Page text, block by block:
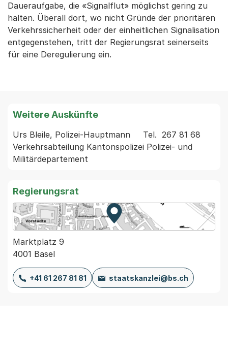
Daueraufgabe, die «Signalflut» möglichst gering zu
halten. Überall dort, wo nicht Gründe der prioritären
Verkehrssicherheit oder der einheitlichen Signalisation
entgegenstehen, tritt der Regierungsrat seinerseits
für eine Deregulierung ein.
Weitere Auskünfte
Urs Bleile, Polizei-Hauptmann     Tel.  267 81 68
Verkehrsabteilung Kantonspolizei Polizei- und
Regierungsrat
Zur Karte von MapBS.
Externer Link, wird in einem
Marktplatz 9
4001 Basel
+41 61 267 81 81 staatskanzlei@bs.ch